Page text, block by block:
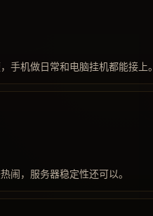
手机做日常和电脑挂机都能接上。
闹，服务器稳定性还可以。